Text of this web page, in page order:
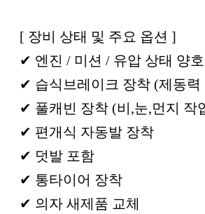
[ 장비 상태 및 주요 옵션 ]
✔ 엔진 / 미션 / 유압 상태 양호
✔ 습식브레이크 장착 (제동력
✔ 풀캐빈 장착 (비,눈,먼지 작
✔ 편개식 자동발 장착
✔ 덧발 포함
✔ 통타이어 장착
✔ 의자 새제품 교체